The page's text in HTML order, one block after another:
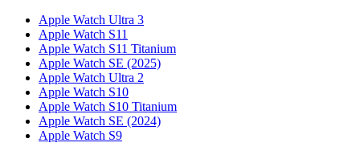
Apple Watch Ultra 3
Apple Watch S11
Apple Watch S11 Titanium
Apple Watch SE (2025)
Apple Watch Ultra 2
Apple Watch S10
Apple Watch S10 Titanium
Apple Watch SE (2024)
Apple Watch S9